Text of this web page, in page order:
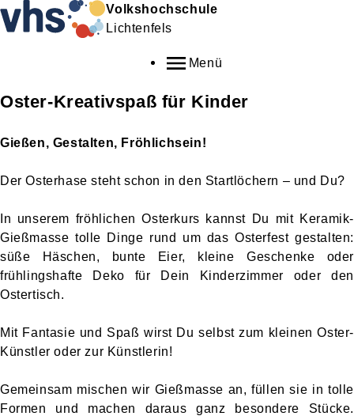
Volkshochschule
Lichtenfels
Menü
Oster-Kreativspaß für Kinder
Gießen, Gestalten, Fröhlichsein!
Der Osterhase steht schon in den Startlöchern – und Du?
In unserem fröhlichen Osterkurs kannst Du mit Keramik-
Gießmasse tolle Dinge rund um das Osterfest gestalten:
süße Häschen, bunte Eier, kleine Geschenke oder
frühlingshafte Deko für Dein Kinderzimmer oder den
Ostertisch.
Mit Fantasie und Spaß wirst Du selbst zum kleinen Oster-
Künstler oder zur Künstlerin!
Gemeinsam mischen wir Gießmasse an, füllen sie in tolle
Formen und machen daraus ganz besondere Stücke.